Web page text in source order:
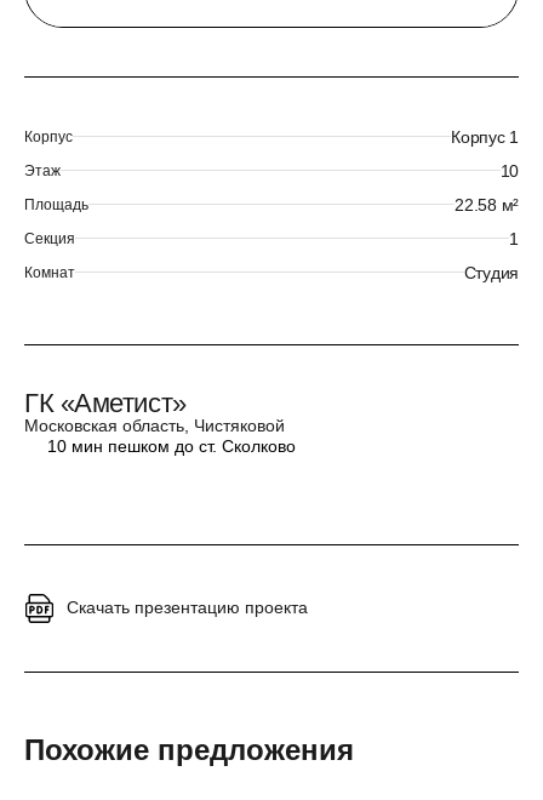
Корпус Корпус 1
Этаж 10
Площадь 22.58 м²
Секция 1
Комнат Студия
ГК «Аметист»
Московская область, Чистяковой
10 мин пешком до ст. Сколково
Скачать презентацию проекта
Похожие предложения